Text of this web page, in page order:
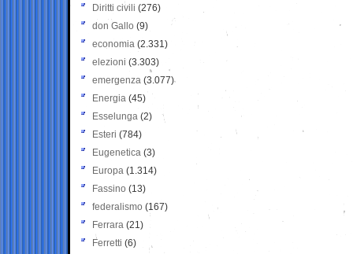
Diritti civili (276)
don Gallo (9)
economia (2.331)
elezioni (3.303)
emergenza (3.077)
Energia (45)
Esselunga (2)
Esteri (784)
Eugenetica (3)
Europa (1.314)
Fassino (13)
federalismo (167)
Ferrara (21)
Ferretti (6)